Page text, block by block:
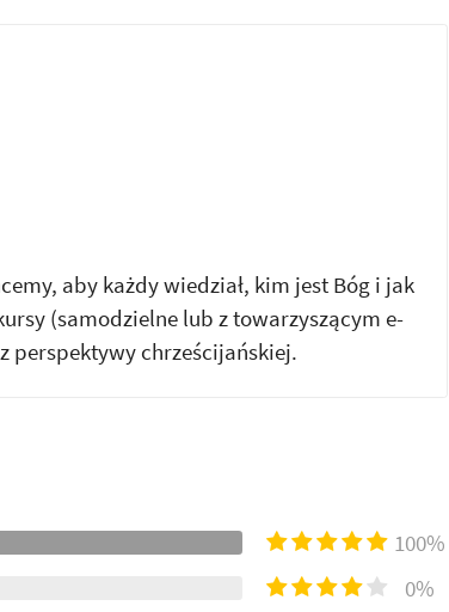
aby każdy wiedział, kim jest Bóg i jak
(samodzielne lub z towarzyszącym e-
perspektywy chrześcijańskiej.
100%
0%